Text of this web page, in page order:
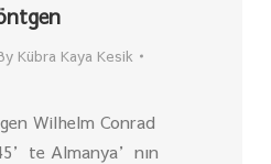
Kübra Kaya Kesik
Wilhelm Conrad
Almanya’nın